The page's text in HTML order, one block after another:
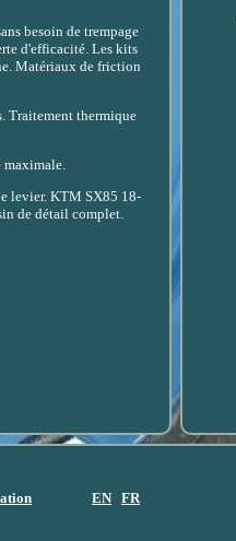
besoin de trempage
d'efficacité. Les kits
Matériaux de friction
Traitement thermique
levier. KTM SX85 18-
de détail complet.
EN FR